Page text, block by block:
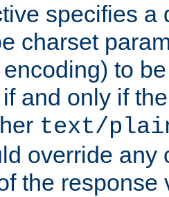
specifies a
charset
to
and only if
text/
override any
the